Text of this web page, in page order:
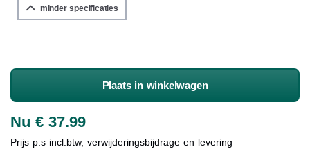
minder specificaties
Plaats in winkelwagen
Nu € 37.99
Prijs p.s incl.btw, verwijderingsbijdrage en levering